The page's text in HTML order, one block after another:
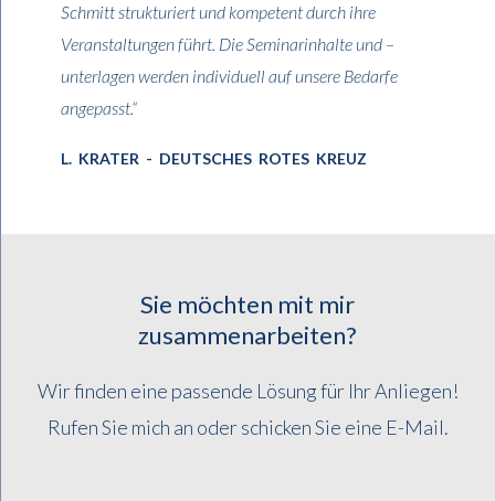
Schmitt strukturiert und kompetent durch ihre
Veranstaltungen führt. Die Seminarinhalte und –
unterlagen werden individuell auf unsere Bedarfe
angepasst.“
L. KRATER - DEUTSCHES ROTES KREUZ
Sie möchten mit mir
zusammenarbeiten?
Wir finden eine passende Lösung für Ihr Anliegen!
Rufen Sie mich an oder schicken Sie eine E-Mail.